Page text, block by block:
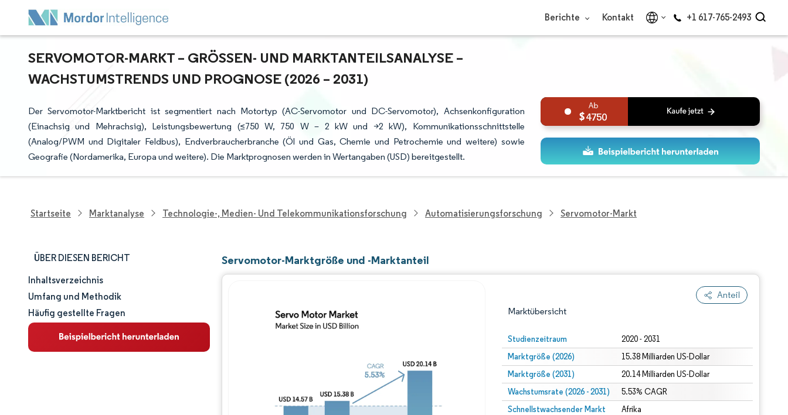
Berichte Kontakt +1 617-765-2493
SERVOMOTOR-MARKT – GRÖSSEN- UND MARKTANTEILSANALYSE – W
ACHSTUMSTRENDS UND PROGNOSE (2026 – 2031)
Der Servomotor-Marktbericht ist segmentiert nach Motortyp (AC-Servomotor und DC-Servomotor), Achsenkonfiguration
(Einachsig und Mehrachsig), Leistungsbewertung (≤750 W, 750 W – 2 kW und >2 kW), Kommunikationsschnittstelle
(Analog/PWM und Digitaler Feldbus), Endverbraucherbranche (Öl und Gas, Chemie und Petrochemie und weitere) sowie
Geografie (Nordamerika, Europa und weitere). Die Marktprognosen werden in Wertangaben (USD) bereitgestellt.
4750
Startseite Marktanalyse Technologie-, Medien- Und Telekommunikationsforschung Automatisierungsforschung Servomotor-Markt
ÜBER DIESEN BERICHT
Marktgröße und -anteil
Marktanalyse
Trends und Einblicke
Inhaltsverzeichnis
Umfang und Methodik
Häufig gestellte Fragen
Servomotor-Marktgröße und -Marktanteil
Anteil
Marktübersicht
Studienzeitraum 2020 - 2031
Marktgröße (2026) 15.38 Milliarden US-Dollar
Marktgröße (2031) 20.14 Milliarden US-Dollar
Wachstumsrate (2026 - 2031) 5.53% CAGR
Schnellstwachsender Markt Afrika